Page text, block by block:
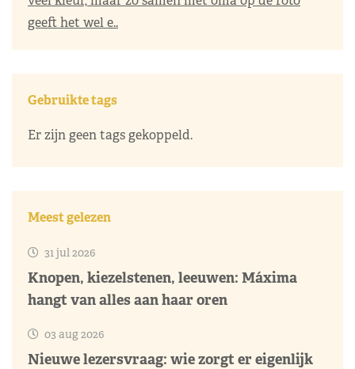
geeft het wel e..
Gebruikte tags
Er zijn geen tags gekoppeld.
Meest gelezen
31 jul 2026
Knopen, kiezelstenen, leeuwen: Máxima
hangt van alles aan haar oren
03 aug 2026
Nieuwe lezersvraag: wie zorgt er eigenlijk